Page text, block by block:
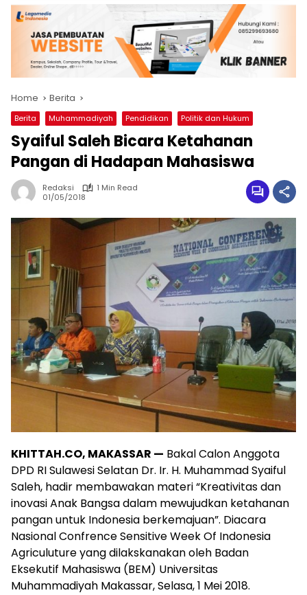
Home Berita
Berita Muhammadiyah Pendidikan Politik dan Hukum
Syaiful Saleh Bicara Ketahanan
Pangan di Hadapan Mahasiswa
Redaksi
1 Min Read
01/05/2018
KHITTAH.CO, MAKASSAR — Bakal Calon Anggota
DPD RI Sulawesi Selatan Dr. Ir. H. Muhammad Syaiful
Saleh, hadir membawakan materi “Kreativitas dan
inovasi Anak Bangsa dalam mewujudkan ketahanan
pangan untuk Indonesia berkemajuan”. Diacara
Nasional Confrence Sensitive Week Of Indonesia
Agriculuture yang dilakskanakan oleh Badan
Eksekutif Mahasiswa (BEM) Universitas
Muhammadiyah Makassar, Selasa, 1 Mei 2018.